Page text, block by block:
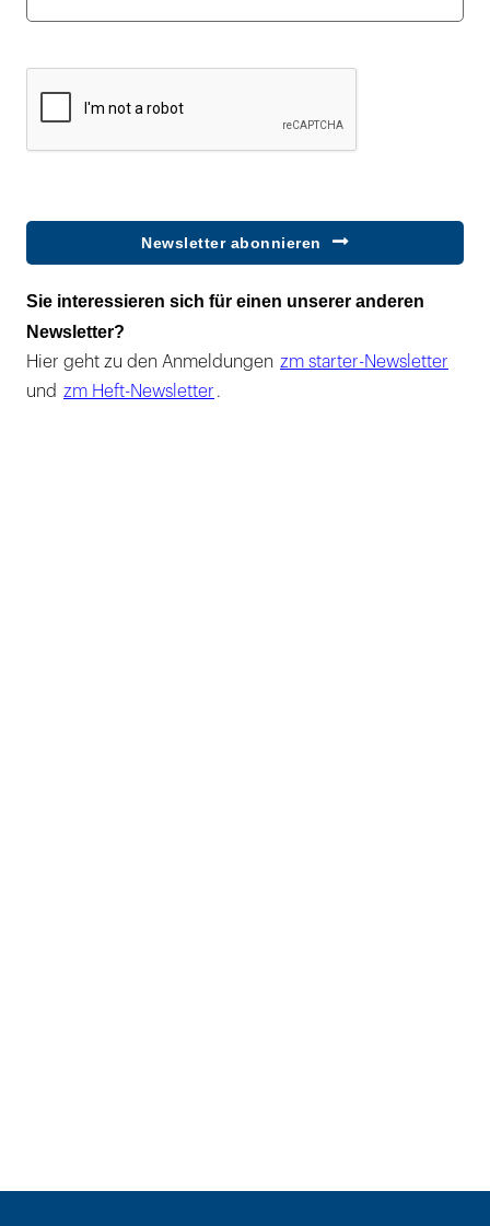
Newsletter abonnieren
Sie interessieren sich für einen unserer anderen
Newsletter?
Hier geht zu den Anmeldungen zm starter-Newsletter
und zm Heft-Newsletter .